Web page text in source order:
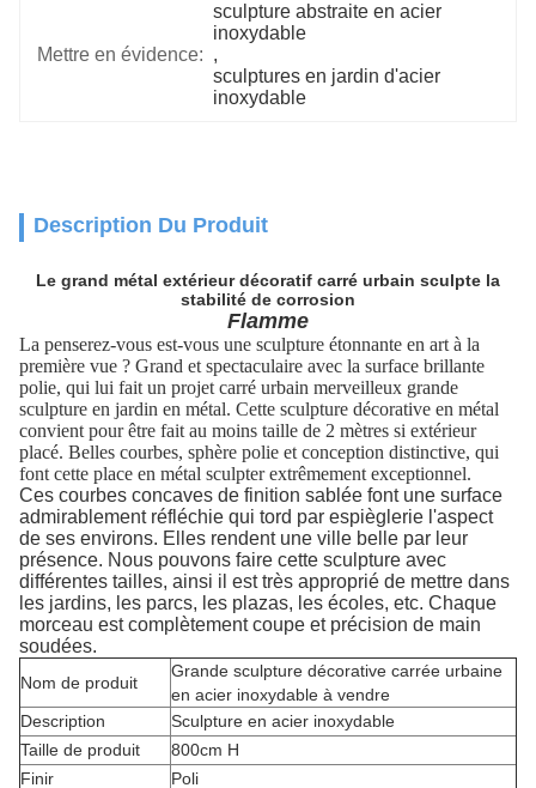
Mettre en évidence:
sculpture abstraite en acier
inoxydable
,
sculptures en jardin d'acier
inoxydable
Description Du Produit
Le grand métal extérieur décoratif carré urbain sculpte la
stabilité de corrosion
Flamme
La penserez-vous est-vous une sculpture étonnante en art à la
première vue ? Grand et spectaculaire avec la surface brillante
polie, qui lui fait un projet carré urbain merveilleux grande
sculpture en jardin en métal. Cette sculpture décorative en métal
convient pour être fait au moins taille de 2 mètres si extérieur
placé. Belles courbes, sphère polie et conception distinctive, qui
font cette place en métal sculpter extrêmement exceptionnel.
Ces courbes concaves de finition sablée font une surface
admirablement réfléchie qui tord par espièglerie l'aspect
de ses environs. Elles rendent une ville belle par leur
présence. Nous pouvons faire cette sculpture avec
différentes tailles, ainsi il est très approprié de mettre dans
les jardins, les parcs, les plazas, les écoles, etc. Chaque
morceau est complètement coupe et précision de main
soudées.
Nom de produit
Grande sculpture décorative carrée urbaine
en acier inoxydable à vendre
Description
Sculpture en acier inoxydable
Taille de produit
800cm H
Finir
Poli